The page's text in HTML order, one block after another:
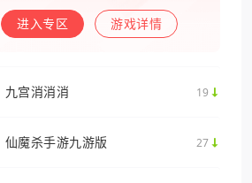
系列手游。复刻《剑侠世界》端游玩法和
画面，还原“剑侠情缘”端游时代的特色设
进入专区 游戏详情
九宫消消消 19
仙魔杀手游九游版 27